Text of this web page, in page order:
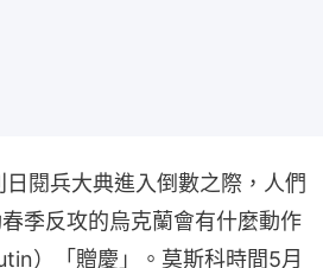
閱兵大典進入倒數之際，人們
季反攻的烏克蘭會有什麼動作
）「贈慶」。莫斯科時間5月